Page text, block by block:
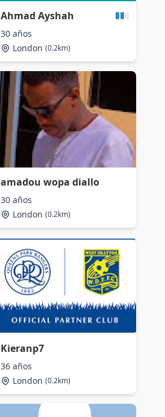
Ahmad Ayshah
30 años
London (0.2km)
amadou wopa diallo
30 años
London (0.2km)
Kieranp7
36 años
London (0.2km)